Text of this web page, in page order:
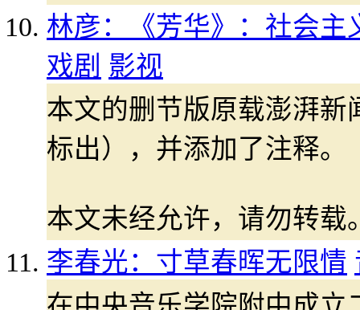
林彦：《芳华》：社会
戏剧 影视
本文的删节版原载澎湃
标出），并添加了注释。
本文未经允许，请勿转载
李春光：寸草春晖无限情